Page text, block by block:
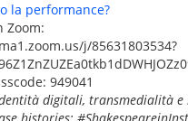
la performance?
Zoom:
j/85631803534?
949041
digitali, transmedialità e